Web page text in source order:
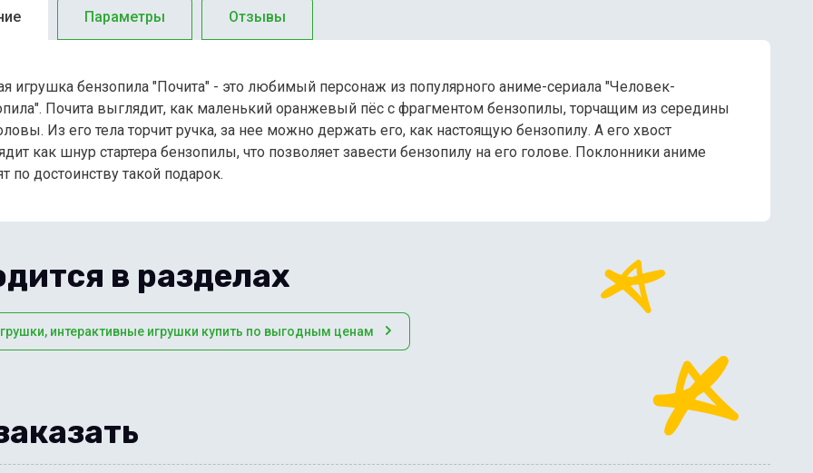
Параметры Отзывы
игрушка бензопила "Почита" - это любимый персонаж из популярного аниме-сериала "Человек-
Почита выглядит, как маленький оранжевый пёс с фрагментом бензопилы, торчащим из середины
Из его тела торчит ручка, за нее можно держать его, как настоящую бензопилу. А его хвост
как шнур стартера бензопилы, что позволяет завести бензопилу на его голове. Поклонники аниме
по достоинству такой подарок.
в разделах
интерактивные игрушки купить по выгодным ценам